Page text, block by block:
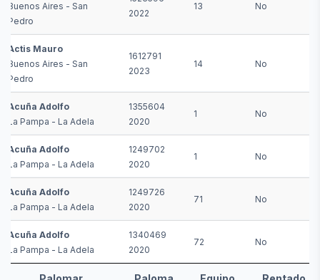
Buenos Aires - San
Pedro
2022
13 No
Actis Mauro
Buenos Aires - San
Pedro
1612791
2023
14 No
Acuña Adolfo
La Pampa - La Adela
1355604
2020
1 No
Acuña Adolfo
La Pampa - La Adela
1249702
2020
1 No
Acuña Adolfo
La Pampa - La Adela
1249726
2020
71 No
Acuña Adolfo
La Pampa - La Adela
1340469
2020
72 No